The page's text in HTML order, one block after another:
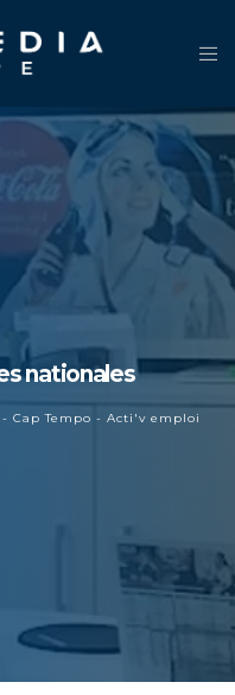
nationales
Cap Tempo - Acti'v emploi